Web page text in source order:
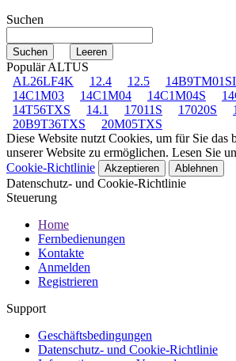
Suchen
Populär ALTUS
AL26LF4K
12.4 12.5
14C1M03
14C1M04 14C1M04S
14T56TXS
14.1 17011S 17020S
20B9T36TXS
20M05TXS
Diese Website nutzt Cookies, um für Sie das
unserer Website zu ermöglichen. Lesen Sie
Cookie-Richtlinie
Akzeptieren Ablehnen
Datenschutz- und Cookie-Richtlinie
Steuerung
Home
Fernbedienungen
Kontakte
Anmelden
Registrieren
Support
Geschäftsbedingungen
Datenschutz- und Cookie-Richtlinie